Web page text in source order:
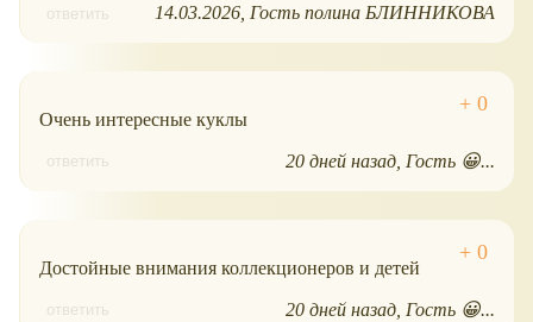
ответить 14.03.2026 Гость полина БЛИННИКОВА
Очень интересные куклы
ответить 20 дней назад Гость 😀...
Достойные внимания коллекционеров и детей
ответить 20 дней назад Гость 😀...